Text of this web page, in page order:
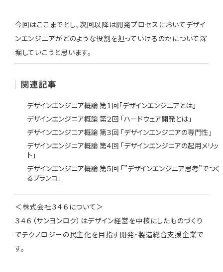
今回はここまでとし、次回以降は開発プロセスにおいてデザイ
ンエンジニアがどのような役割を担っていけるのかについて深
堀していこうと思います。
関連記事
デザインエンジニア概論 第１回「デザインエンジニアとは」
デザインエンジニア概論 第２回 「ハードウェア開発とは」
デザインエンジニア概論 第３回 「デザインエンジニアの専門性」
デザインエンジニア概論 第４回 「デザインエンジニアの起用メリッ
ト」
デザインエンジニア概論 第５回 「”デザインエンジニア思考”でつく
るブランコ」
＜株式会社３４６について＞
３４６（サンヨンロク）はデザイン経営を中核にしたものづくり
でテクノロジーの民主化を目指す開発・製造総合支援企業で
す。